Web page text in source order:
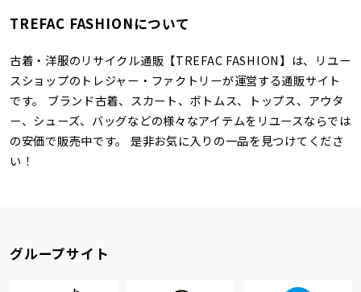
TREFAC FASHIONについて
古着・洋服のリサイクル通販【TREFAC FASHION】は、リユー
スショップのトレジャー・ファクトリーが運営する通販サイト
です。 ブランド古着、スカート、ボトムス、トップス、アウタ
ー、シューズ、バッグなどの様々なアイテムをリユースならでは
の安価で販売中です。 是非お気に入りの一品を見つけてくださ
い！
グループサイト